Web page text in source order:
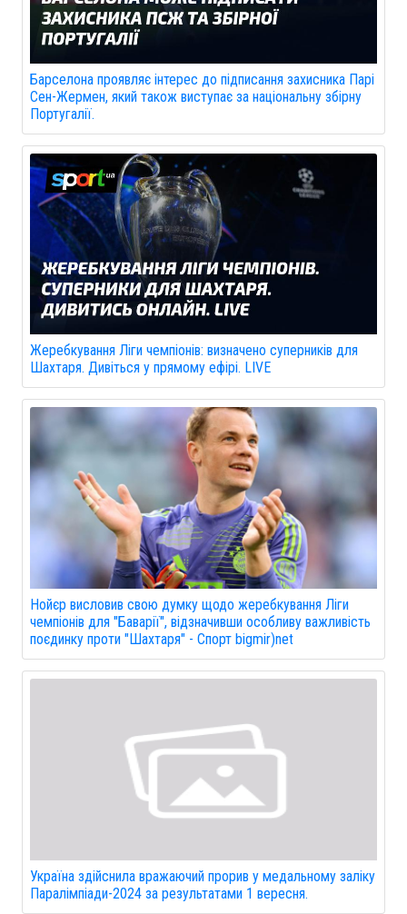
Барселона проявляє інтерес до підписання захисника Парі
Сен-Жермен, який також виступає за національну збірну
Португалії.
Жеребкування Ліги чемпіонів: визначено суперників для
Шахтаря. Дивіться у прямому ефірі. LIVE
Нойєр висловив свою думку щодо жеребкування Ліги
чемпіонів для "Баварії", відзначивши особливу важливість
поєдинку проти "Шахтаря" - Спорт bigmir)net
Україна здійснила вражаючий прорив у медальному заліку
Паралімпіади-2024 за результатами 1 вересня.